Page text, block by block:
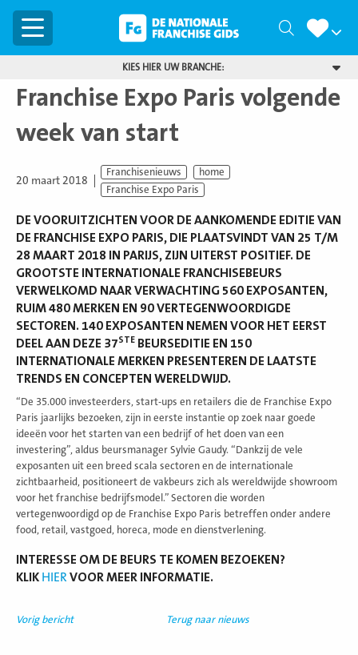
Menu Zoeken
KIES HIER UW BRANCHE:
Franchise Expo Paris volgende
week van start
20 maart 2018
Franchisenieuws
home
Franchise Expo Paris
DE VOORUITZICHTEN VOOR DE AANKOMENDE EDITIE VAN
DE FRANCHISE EXPO PARIS, DIE PLAATSVINDT VAN 25 T/M
28 MAART 2018 IN PARIJS, ZIJN UITERST POSITIEF. DE
GROOTSTE INTERNATIONALE FRANCHISEBEURS
VERWELKOMD NAAR VERWACHTING 560 EXPOSANTEN,
RUIM 480 MERKEN EN 90 VERTEGENWOORDIGDE
SECTOREN. 140 EXPOSANTEN NEMEN VOOR HET EERST
DEEL AAN DEZE 37STE BEURSEDITIE EN 150
INTERNATIONALE MERKEN PRESENTEREN DE LAATSTE
TRENDS EN CONCEPTEN WERELDWIJD.
“De 35.000 investeerders, start-ups en retailers die de Franchise Expo
Paris jaarlijks bezoeken, zijn in eerste instantie op zoek naar goede
ideeën voor het starten van een bedrijf of het doen van een
investering”, aldus beursmanager Sylvie Gaudy. “Dankzij de vele
exposanten uit een breed scala sectoren en de internationale
zichtbaarheid, positioneert de vakbeurs zich als wereldwijde showroom
voor het franchise bedrijfsmodel.” Sectoren die worden
vertegenwoordigd op de Franchise Expo Paris betreffen onder andere
food, retail, vastgoed, horeca, mode en dienstverlening.
INTERESSE OM DE BEURS TE KOMEN BEZOEKEN?
KLIK HIERVOOR MEER INFORMATIE.
Vorig bericht Terug naar nieuws